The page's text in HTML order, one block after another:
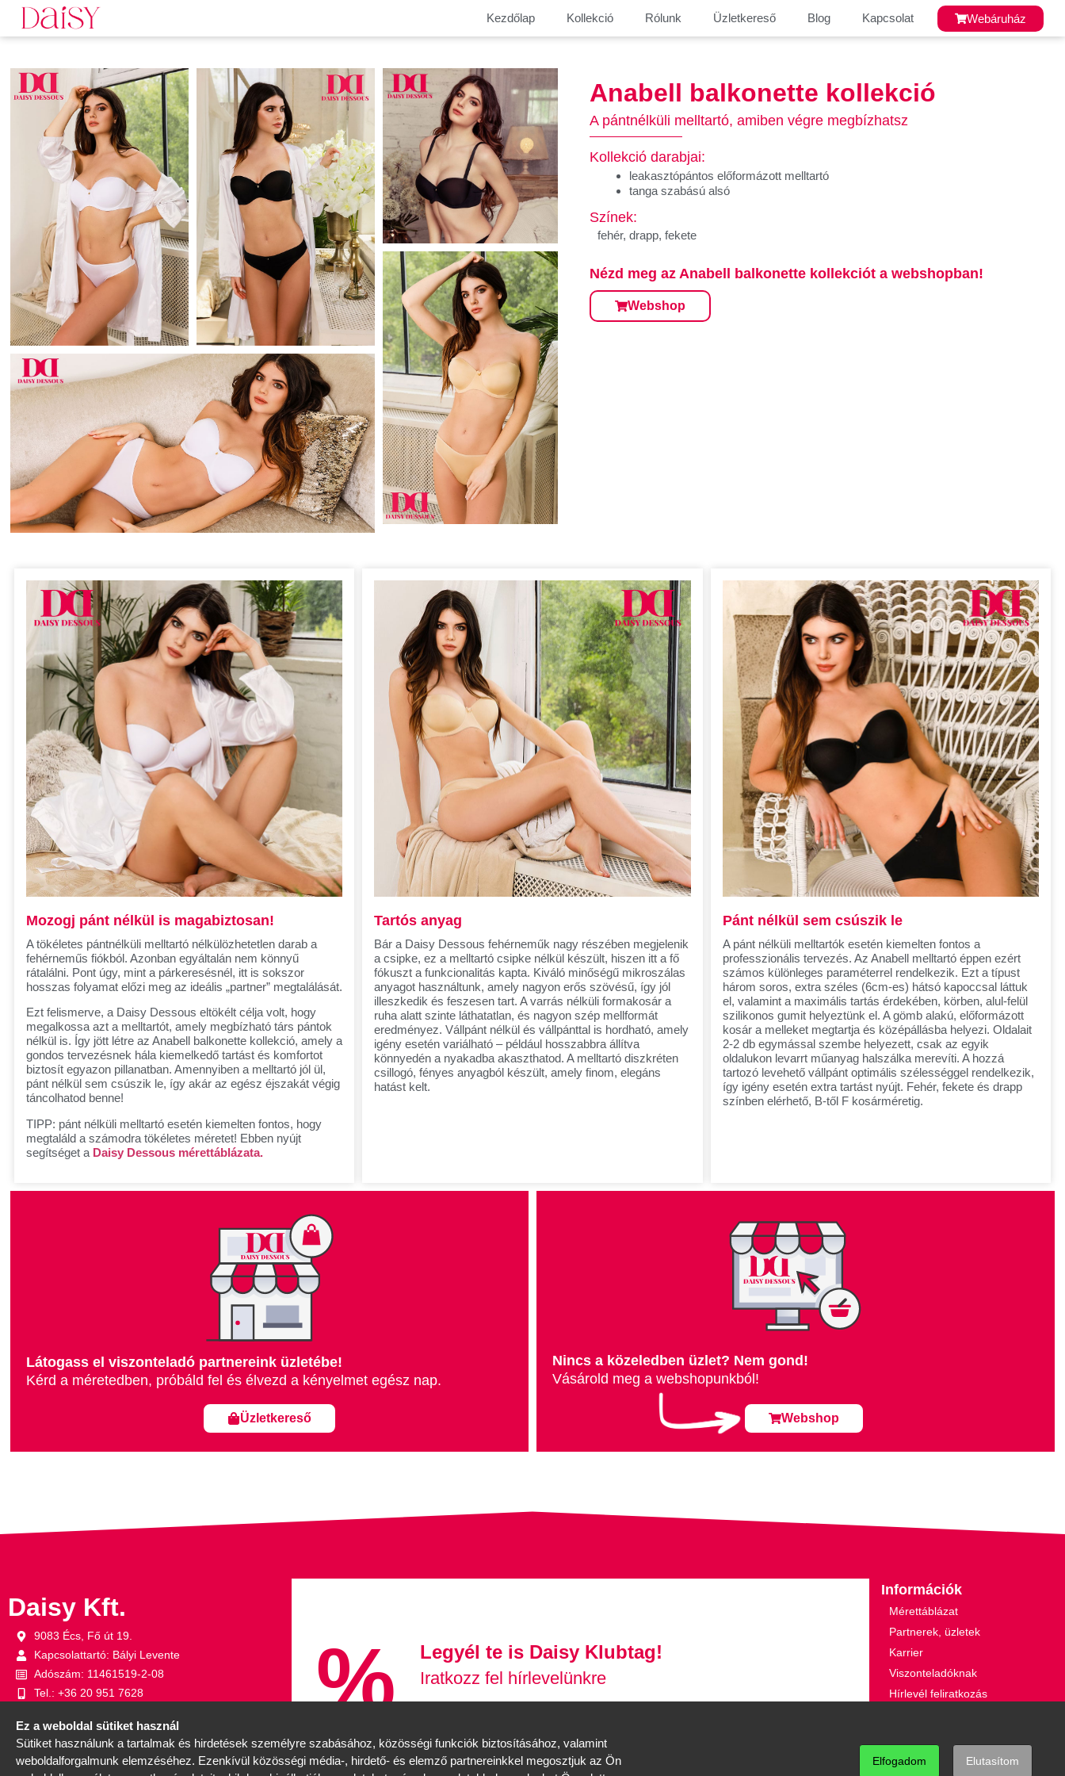
Kezdőlap Kollekció Rólunk Üzletkereső Blog Kapcsolat Webáruház
Anabell balkonette kollekció
A pántnélküli melltartó, amiben végre megbízhatsz
Kollekció darabjai:
leakasztópántos előformázott melltartó
tanga szabású alsó
Színek:
fehér, drapp, fekete
Nézd meg az Anabell balkonette kollekciót a webshopban!
Webshop
Mozogj pánt nélkül is magabiztosan!
A tökéletes pántnélküli melltartó nélkülözhetetlen darab a
fehérneműs fiókból. Azonban egyáltalán nem könnyű
rátalálni. Pont úgy, mint a párkeresésnél, itt is sokszor
hosszas folyamat előzi meg az ideális „partner” megtalálását.
Ezt felismerve, a Daisy Dessous eltökélt célja volt, hogy
megalkossa azt a melltartót, amely megbízható társ pántok
nélkül is. Így jött létre az Anabell balkonette kollekció, amely a
gondos tervezésnek hála kiemelkedő tartást és komfortot
biztosít egyazon pillanatban. Amennyiben a melltartó jól ül,
pánt nélkül sem csúszik le, így akár az egész éjszakát végig
táncolhatod benne!
TIPP: pánt nélküli melltartó esetén kiemelten fontos, hogy
megtaláld a számodra tökéletes méretet! Ebben nyújt
segítséget a Daisy Dessous mérettáblázata.
Tartós anyag
Bár a Daisy Dessous fehérneműk nagy részében megjelenik
a csipke, ez a melltartó csipke nélkül készült, hiszen itt a fő
fókuszt a funkcionalitás kapta. Kiváló minőségű mikroszálas
anyagot használtunk, amely nagyon erős szövésű, így jól
illeszkedik és feszesen tart. A varrás nélküli formakosár a
ruha alatt szinte láthatatlan, és nagyon szép mellformát
eredményez. Vállpánt nélkül és vállpánttal is hordható, amely
igény esetén variálható – például hosszabbra állítva
könnyedén a nyakadba akaszthatod. A melltartó diszkréten
csillogó, fényes anyagból készült, amely finom, elegáns
hatást kelt.
Pánt nélkül sem csúszik le
A pánt nélküli melltartók esetén kiemelten fontos a
professzionális tervezés. Az Anabell melltartó éppen ezért
számos különleges paraméterrel rendelkezik. Ezt a típust
három soros, extra széles (6cm-es) hátsó kapoccsal láttuk
el, valamint a maximális tartás érdekében, körben, alul-felül
szilikonos gumit helyeztünk el. A gömb alakú, előformázott
kosár a melleket megtartja és középállásba helyezi. Oldalait
2-2 db egymással szembe helyezett, csak az egyik
oldalukon levarrt műanyag halszálka merevíti. A hozzá
tartozó levehető vállpánt optimális szélességgel rendelkezik,
így igény esetén extra tartást nyújt. Fehér, fekete és drapp
színben elérhető, B-től F kosárméretig.
Látogass el viszonteladó partnereink üzletébe!
Kérd a méretedben, próbáld fel és élvezd a kényelmet egész nap.
Üzletkereső
Nincs a közeledben üzlet? Nem gond!
Vásárold meg a webshopunkból!
Webshop
Daisy Kft.
9083 Écs, Fő út 19.
Kapcsolattartó: Bályi Levente
Adószám: 11461519-2-08
Tel.: +36 20 951 7628
Sütibeállítások Nincs döntés
% Legyél te is Daisy Klubtag!
Iratkozz fel hírlevelünkre
Információk
Mérettáblázat
Partnerek, üzletek
Karrier
Viszonteladóknak
Hírlevél feliratkozás
Ez a weboldal sütiket használ
Sütiket használunk a tartalmak és hirdetések személyre szabásához, közösségi funkciók biztosításához, valamint
weboldalforgalmunk elemzéséhez. Ezenkívül közösségi média-, hirdető- és elemző partnereinkkel megosztjuk az Ön
Elfogadom Elutasítom